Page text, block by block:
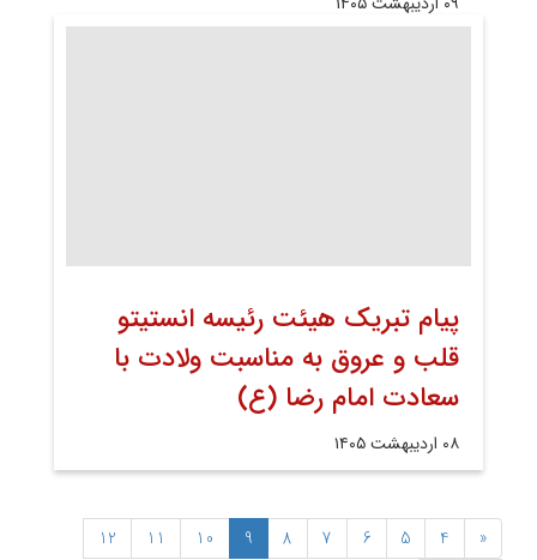
پیام تبریک هیئت رئیسه انستیتو
قلب و عروق به مناسبت ولادت با
سعادت امام رضا (ع)
۰۸ اردیبهشت ۱۴۰۵
«
4
5
6
7
8
9
10
11
12